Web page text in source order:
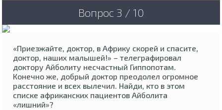
Вопрос 3 / 10
«Приезжайте, доктор, в Африку скорей и спасите,
доктор, наших малышей!» – телеграфировал
доктору Айболиту несчастный Гиппопотам.
Конечно же, добрый доктор преодолел огромное
расстояние и всех вылечил. Найди, кто в этом
списке африканских пациентов Айболита
«лишний»?